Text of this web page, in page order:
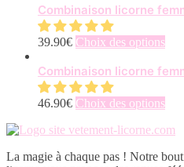
la
du
a
Les
la
du
Combinaison licorne
39.90€ Choix des optionsCe
a
Les
être
Combinaison licorne
46.90€ Choix des optionsCe
a
La magie à chaque pas ! Notre